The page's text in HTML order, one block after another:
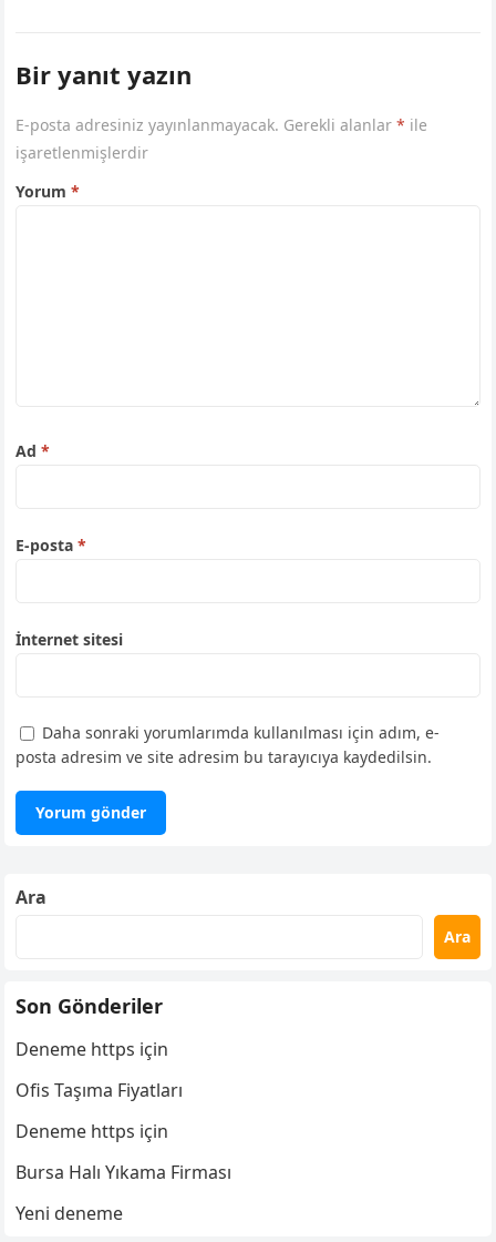
Bir yanıt yazın
E-posta adresiniz yayınlanmayacak. Gerekli alanlar* ile
işaretlenmişlerdir
Yorum*
Ad*
E-posta*
İnternet sitesi
Daha sonraki yorumlarımda kullanılması için adım, e-
posta adresim ve site adresim bu tarayıcıya kaydedilsin.
Ara
Ara
Son Gönderiler
Deneme https için
Ofis Taşıma Fiyatları
Deneme https için
Bursa Halı Yıkama Firması
Yeni deneme